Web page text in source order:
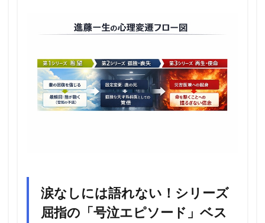
涙なしには語れない！シリーズ
屈指の「号泣エピソード」ベス